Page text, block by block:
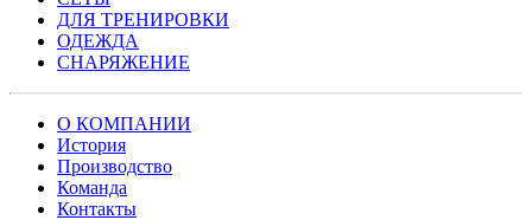
ДЛЯ ТРЕНИРОВКИ
ОДЕЖДА
СНАРЯЖЕНИЕ
О КОМПАНИИ
История
Производство
Команда
Контакты